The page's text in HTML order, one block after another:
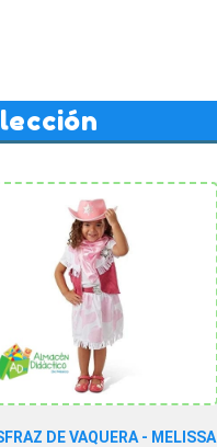
DE VAQUERA - MELISSA